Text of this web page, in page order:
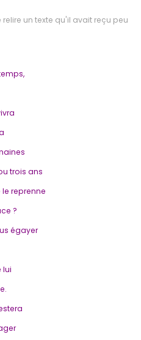
un texte qu'il avait reçu peu
trois ans
reprenne
?
égayer
lui